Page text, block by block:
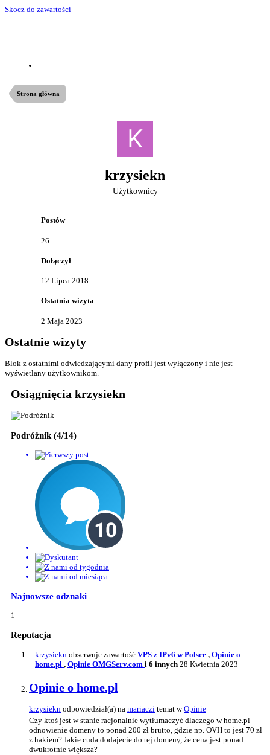
Skocz do zawartości
Strona główna
krzysiekn
Użytkownicy
Postów
26
Dołączył
12 Lipca 2018
Ostatnia wizyta
2 Maja 2023
Ostatnie wizyty
Blok z ostatnimi odwiedzającymi dany profil jest wyłączony i nie jest
wyświetlany użytkownikom.
Osiągnięcia krzysiekn
Podróżnik (4/14)
Najnowsze odznaki
1
Reputacja
krzysiekn obserwuje zawartość VPS z IPv6 w Polsce , Opinie o
home.pl , Opinie OMGServ.com i 6 innych 28 Kwietnia 2023
Opinie o home.pl
krzysiekn odpowiedział(a) na mariaczi temat wOpinie
Czy ktoś jest w stanie racjonalnie wytłumaczyć dlaczego w home.pl
odnowienie domeny to ponad 200 zł brutto, gdzie np. OVH to jest 70 zł
z hakiem? Jakie cuda dodajecie do tej domeny, że cena jest ponad
dwukrotnie większa?